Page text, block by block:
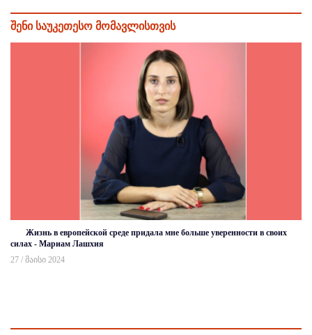
შენი საუკეთესო მომავლისთვის
Жизнь в европейской среде придала мне больше уверенности в своих
силах - Мариам Лашхия
27 / მაისი 2024